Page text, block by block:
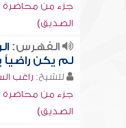
جزء من محاضرة
الصديق)
الفهرس:
لم يكن راضياً
للشيخ: راغب
جزء من محاضرة
الصديق)